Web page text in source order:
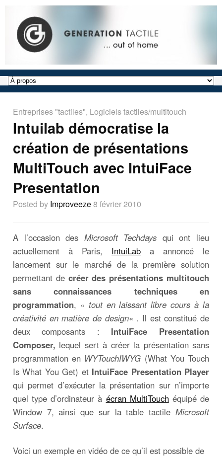
Entreprises "tactiles", Logiciels tactiles/multitouch
Intuilab démocratise la
création de présentations
MultiTouch avec IntuiFace
Presentation
Posted by Improveeze8 février 2010
A l’occasion des Microsoft Techdays qui ont lieu
actuellement à Paris, IntuiLab a annoncé le
lancement sur le marché de la première solution
permettant de créer des présentations multitouch
sans connaissances techniques en
programmation, « tout en laissant libre cours à la
créativité en matière de design« . Il est constitué de
deux composants : IntuiFace Presentation
Composer, lequel sert à créer la présentation sans
programmation en WYTouchIWYG (What You Touch
Is What You Get) et IntuiFace Presentation Player
qui permet d’exécuter la présentation sur n’importe
quel type d’ordinateur à écran MultiTouchéquipé de
Window 7, ainsi que sur la table tactile Microsoft
Surface.
Voici un exemple en vidéo de ce qu’il est possible de